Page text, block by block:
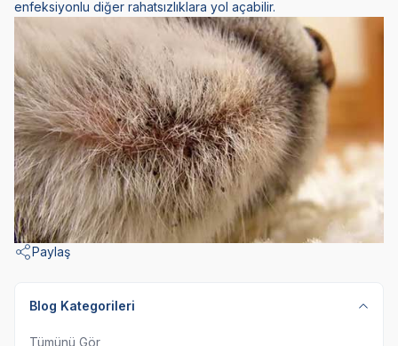
enfeksiyonlu diğer rahatsızlıklara yol açabilir.
Paylaş
Blog Kategorileri
Tümünü Gör